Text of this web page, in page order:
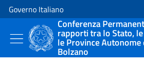
Vai al contenuto
Vai alla navigazione del sito
Governo Italiano
Conferenza
rapporti tra lo Stato,
le Province Autonome
Bolzano